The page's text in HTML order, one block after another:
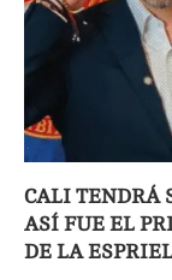
CALI TENDRÁ
ASÍ FUE EL
DE LA